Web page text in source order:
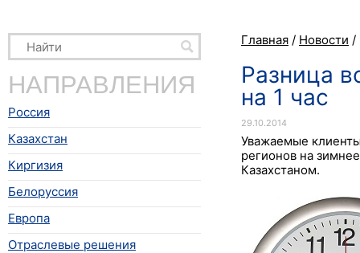
НАПРАВЛЕНИЯ
Россия
Казахстан
Киргизия
Белоруссия
Европа
Отраслевые решения
Главная / Новости /
Разница
на 1 час
29.10.2014
Уважаемые
регионов на
Казахстаном.